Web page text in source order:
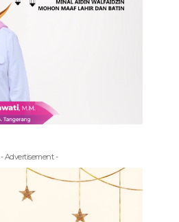
- Advertisement -